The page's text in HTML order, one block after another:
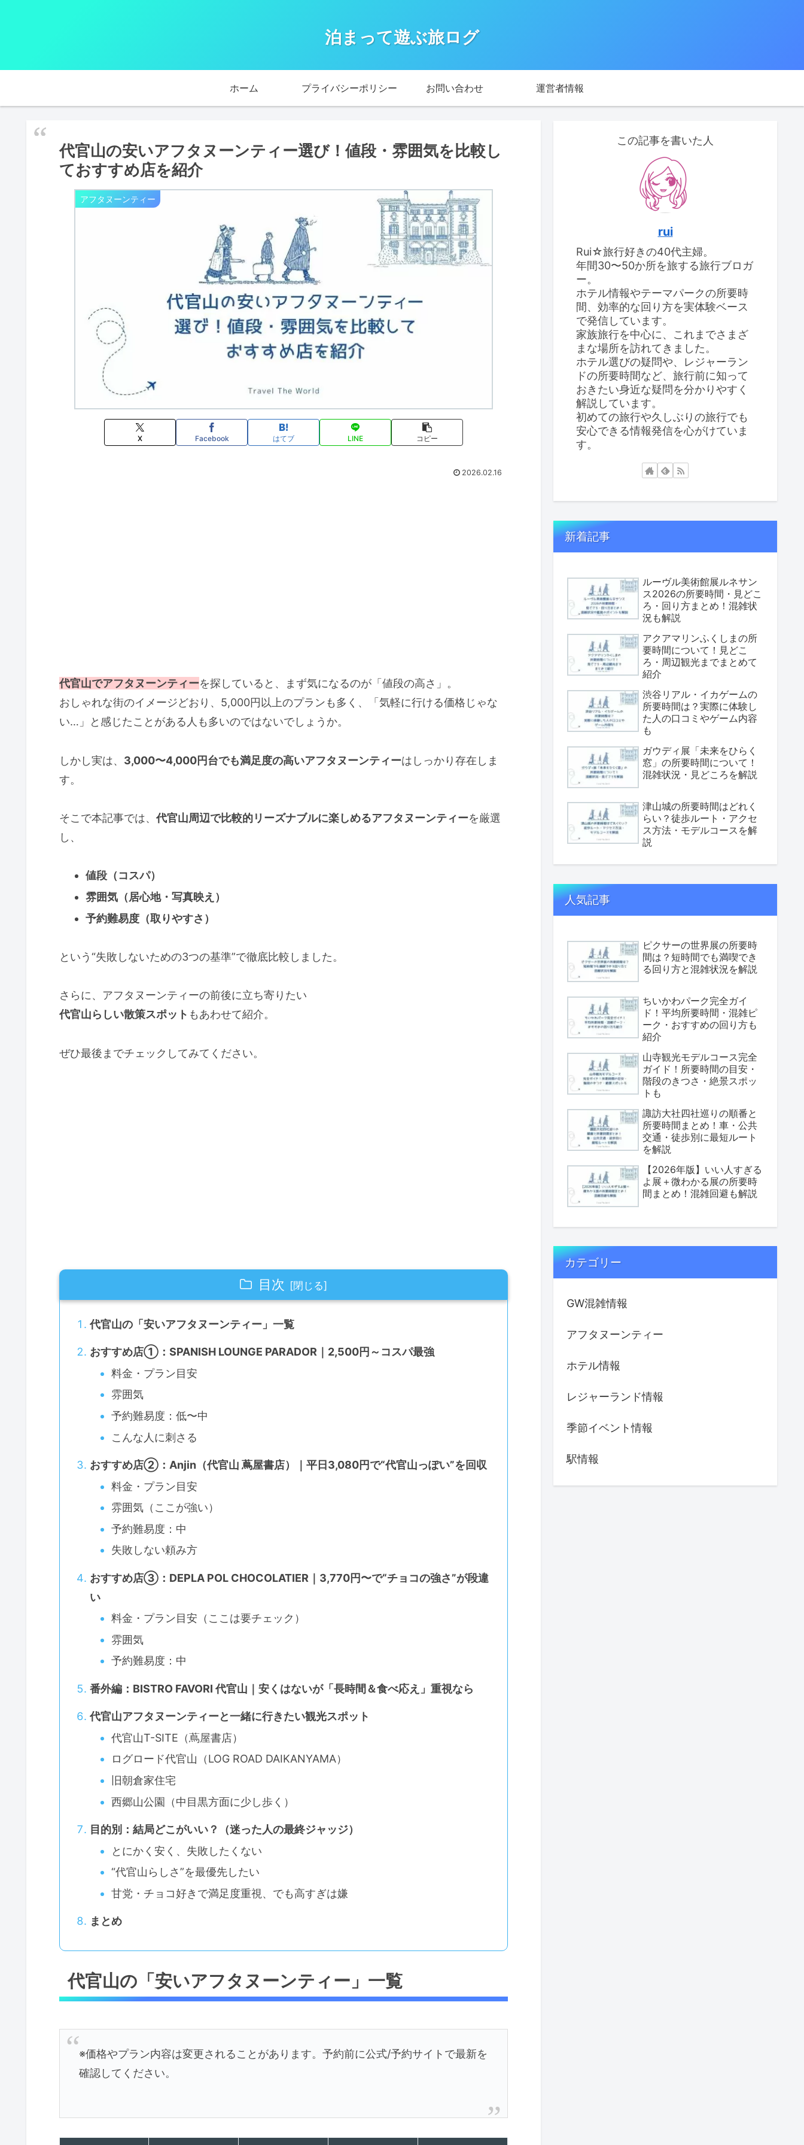
泊まって遊ぶ旅ログ
ホーム プライバシーポリシー お問い合わせ 運営者情報
代官山の安いアフタヌーンティー選び！値段・雰囲気を比較し
ておすすめ店を紹介
アフタヌーンティー
X Facebook はてブ LINE コピー
2026.02.16
代官山でアフタヌーンティーを探していると、まず気になるのが「値段の高さ」。
おしゃれな街のイメージどおり、5,000円以上のプランも多く、「気軽に行ける価格じゃな
い…」と感じたことがある人も多いのではないでしょうか。
しかし実は、 3,000〜4,000円台でも満足度の高いアフタヌーンティーはしっかり存在しま
す。
そこで本記事では、 代官山周辺で比較的リーズナブルに楽しめるアフタヌーンティーを厳選
し、
値段（コスパ）
雰囲気（居心地・写真映え）
予約難易度（取りやすさ）
という“失敗しないための3つの基準”で徹底比較しました。
さらに、アフタヌーンティーの前後に立ち寄りたい
代官山らしい散策スポット もあわせて紹介。
ぜひ最後までチェックしてみてください。
目次
代官山の「安いアフタヌーンティー」一覧
おすすめ店①：SPANISH LOUNGE PARADOR｜2,500円～コスパ最強
料金・プラン目安
雰囲気
予約難易度：低〜中
こんな人に刺さる
おすすめ店②：Anjin（代官山 蔦屋書店）｜平日3,080円で“代官山っぽい”を回収
料金・プラン目安
雰囲気（ここが強い）
予約難易度：中
失敗しない頼み方
おすすめ店③：DEPLA POL CHOCOLATIER｜3,770円〜で“チョコの強さ”が段違
い
料金・プラン目安（ここは要チェック）
雰囲気
予約難易度：中
番外編：BISTRO FAVORI 代官山｜安くはないが「長時間＆食べ応え」重視なら
代官山アフタヌーンティーと一緒に行きたい観光スポット
代官山T-SITE（蔦屋書店）
ログロード代官山（LOG ROAD DAIKANYAMA）
旧朝倉家住宅
西郷山公園（中目黒方面に少し歩く）
目的別：結局どこがいい？（迷った人の最終ジャッジ）
とにかく安く、失敗したくない
“代官山らしさ”を最優先したい
甘党・チョコ好きで満足度重視、でも高すぎは嫌
まとめ
代官山の「安いアフタヌーンティー」一覧
※価格やプラン内容は変更されることがあります。予約前に公式/予約サイトで最新を
確認してください。
この記事を書いた人
rui
Rui☆旅行好きの40代主婦。
年間30〜50か所を旅する旅行ブロガ
ー。
ホテル情報やテーマパークの所要時
間、効率的な回り方を実体験ベース
で発信しています。
家族旅行を中心に、これまでさまざ
まな場所を訪れてきました。
ホテル選びの疑問や、レジャーラン
ドの所要時間など、旅行前に知って
おきたい身近な疑問を分かりやすく
解説しています。
初めての旅行や久しぶりの旅行でも
安心できる情報発信を心がけていま
す。
新着記事
ルーヴル美術館展ルネサン
ス2026の所要時間・見どこ
ろ・回り方まとめ！混雑状
況も解説
アクアマリンふくしまの所
要時間について！見どこ
ろ・周辺観光までまとめて
紹介
渋谷リアル・イカゲームの
所要時間は？実際に体験し
た人の口コミやゲーム内容
も
ガウディ展「未来をひらく
窓」の所要時間について！
混雑状況・見どころを解説
津山城の所要時間はどれく
らい？徒歩ルート・アクセ
ス方法・モデルコースを解
説
人気記事
ピクサーの世界展の所要時
間は？短時間でも満喫でき
る回り方と混雑状況を解説
ちいかわパーク完全ガイ
ド！平均所要時間・混雑ピ
ーク・おすすめの回り方も
紹介
山寺観光モデルコース完全
ガイド！所要時間の目安・
階段のきつさ・絶景スポッ
トも
諏訪大社四社巡りの順番と
所要時間まとめ！車・公共
交通・徒歩別に最短ルート
を解説
【2026年版】いい人すぎる
よ展＋微わかる展の所要時
間まとめ！混雑回避も解説
カテゴリー
GW混雑情報
アフタヌーンティー
ホテル情報
レジャーランド情報
季節イベント情報
駅情報